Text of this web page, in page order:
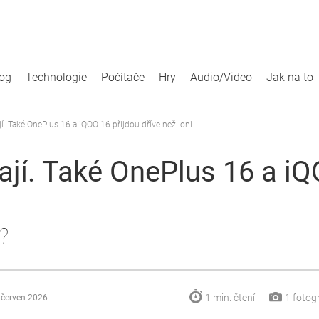
Technologie Počítače Hry Audio/Video Jak na to
Také OnePlus 16 a iQOO 16 přijdou dříve než loni
Také OnePlus 16 a
2026 1 min. čtení 1